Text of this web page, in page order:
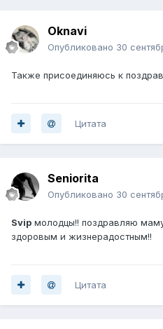
Oknavi
Опубликовано 30
Также присоединяюсь к
Цитата
Seniorita
Опубликовано 30
Svip молодцы!! поздравляю
здоровым и жизнерадостным!!
Цитата